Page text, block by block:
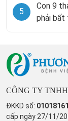
5
Con 9
phải bất
CÔNG TY
ĐKKD số:
cấp ngày 27/11/